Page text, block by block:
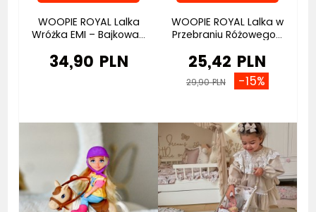
WOOPIE ROYAL Lalka
Wróżka EMI – Bajkowa...
34,90 PLN
WOOPIE ROYAL Lalka w
Przebraniu Różowego...
25,42 PLN
29,90 PLN -15%